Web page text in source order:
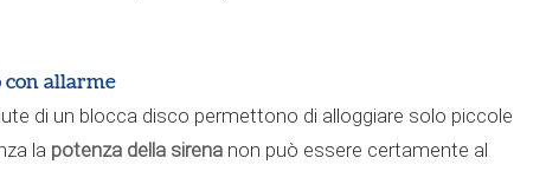
con allarme
di un blocca disco permettono di alloggiare solo piccole
la potenza della sirena non può essere certamente al